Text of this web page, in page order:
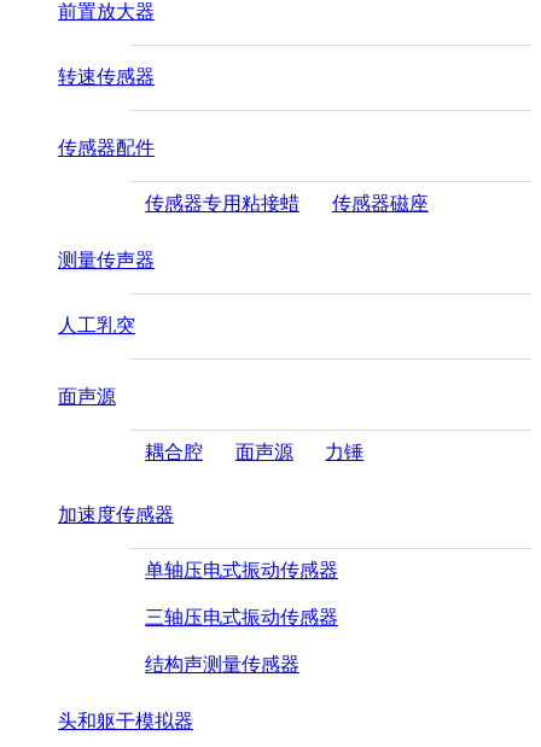
前置放大器
转速传感器
传感器配件
传感器专用粘接蜡 传感器磁座
测量传声器
人工乳突
面声源
耦合腔 面声源 力锤
加速度传感器
单轴压电式振动传感器
三轴压电式振动传感器
结构声测量传感器
头和躯干模拟器